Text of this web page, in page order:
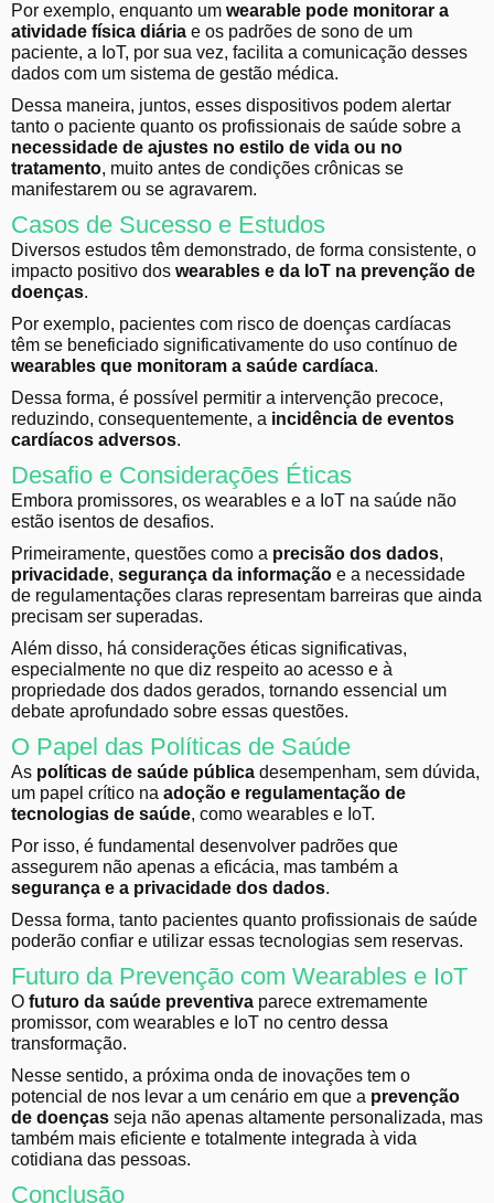
Por exemplo, enquanto um wearable pode monitorar a
atividade física diária e os padrões de sono de um
paciente, a IoT, por sua vez, facilita a comunicação desses
dados com um sistema de gestão médica.
Dessa maneira, juntos, esses dispositivos podem alertar
tanto o paciente quanto os profissionais de saúde sobre a
necessidade de ajustes no estilo de vida ou no
tratamento, muito antes de condições crônicas se
manifestarem ou se agravarem.
Casos de Sucesso e Estudos
Diversos estudos têm demonstrado, de forma consistente, o
impacto positivo dos wearables e da IoT na prevenção de
doenças.
Por exemplo, pacientes com risco de doenças cardíacas
têm se beneficiado significativamente do uso contínuo de
wearables que monitoram a saúde cardíaca.
Dessa forma, é possível permitir a intervenção precoce,
reduzindo, consequentemente, a incidência de eventos
cardíacos adversos.
Desafio e Considerações Éticas
Embora promissores, os wearables e a IoT na saúde não
estão isentos de desafios.
Primeiramente, questões como a precisão dos dados,
privacidade, segurança da informação e a necessidade
de regulamentações claras representam barreiras que ainda
precisam ser superadas.
Além disso, há considerações éticas significativas,
especialmente no que diz respeito ao acesso e à
propriedade dos dados gerados, tornando essencial um
debate aprofundado sobre essas questões.
O Papel das Políticas de Saúde
As políticas de saúde pública desempenham, sem dúvida,
um papel crítico na adoção e regulamentação de
tecnologias de saúde, como wearables e IoT.
Por isso, é fundamental desenvolver padrões que
assegurem não apenas a eficácia, mas também a
segurança e a privacidade dos dados.
Dessa forma, tanto pacientes quanto profissionais de saúde
poderão confiar e utilizar essas tecnologias sem reservas.
Futuro da Prevenção com Wearables e IoT
O futuro da saúde preventiva parece extremamente
promissor, com wearables e IoT no centro dessa
transformação.
Nesse sentido, a próxima onda de inovações tem o
potencial de nos levar a um cenário em que a prevenção
de doenças seja não apenas altamente personalizada, mas
também mais eficiente e totalmente integrada à vida
cotidiana das pessoas.
Conclusão